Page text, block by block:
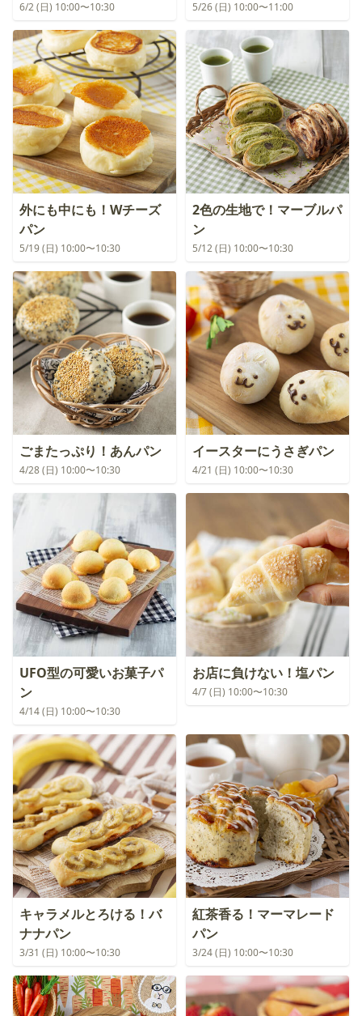
6/2 (日) 10:00〜10:30 5/26 (日) 10:00〜11:00
外にも中にも！Wチーズ
パン
5/19 (日) 10:00〜10:30
2色の生地で！マーブルパ
ン
5/12 (日) 10:00〜10:30
ごまたっぷり！あんパン
4/28 (日) 10:00〜10:30
イースターにうさぎパン
4/21 (日) 10:00〜10:30
UFO型の可愛いお菓子パ
ン
4/14 (日) 10:00〜10:30
お店に負けない！塩パン
4/7 (日) 10:00〜10:30
キャラメルとろける！バ
ナナパン
3/31 (日) 10:00〜10:30
紅茶香る！マーマレード
パン
3/24 (日) 10:00〜10:30